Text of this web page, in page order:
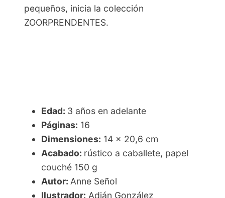
pequeños, inicia la colección
ZOORPRENDENTES.
Edad: 3 años en adelante
Páginas: 16
Dimensiones: 14 x 20,6 cm
Acabado: rústico a caballete, papel
couché 150 g
Autor: Anne Señol
Ilustrador: Adián González